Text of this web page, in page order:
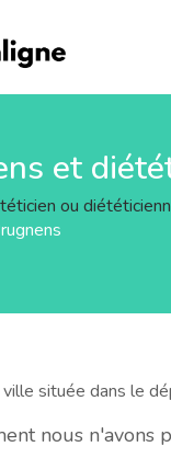
et
ou
située dans le
nous n'avons